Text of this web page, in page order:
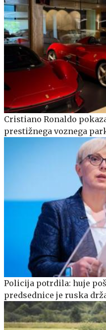
Cristiano Ronaldo
prestižnega voznega
Policija potrdila: huje
predsednice je ruska